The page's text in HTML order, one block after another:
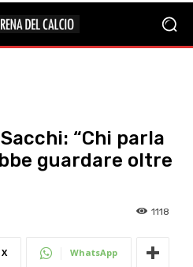
“Chi parla
guardare oltre
1118
X WhatsApp